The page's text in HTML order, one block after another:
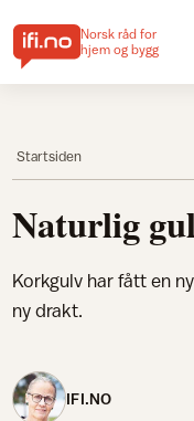
Norsk råd for
hjem og bygg
Startsiden
Naturlig
Korkgulv har fått en
ny drakt.
IFI.NO